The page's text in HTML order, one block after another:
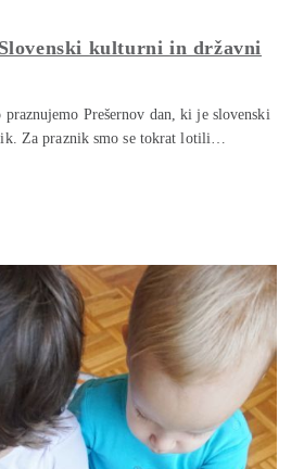
kulturni in državni
Prešernov dan, ki je slovenski
Za praznik smo se tokrat lotili…